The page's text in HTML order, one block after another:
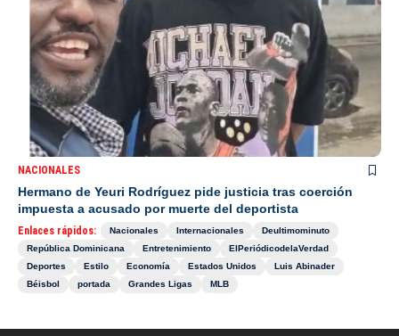
NACIONALES
Hermano de Yeuri Rodríguez pide justicia tras coerción
impuesta a acusado por muerte del deportista
Enlaces rápidos: Nacionales Internacionales
Deultimominuto
República Dominicana
Entretenimiento
ElPeriódicodelaVerdad
Deportes
Estilo Economía Estados Unidos
Luis Abinader
Béisbol
portada Grandes Ligas MLB